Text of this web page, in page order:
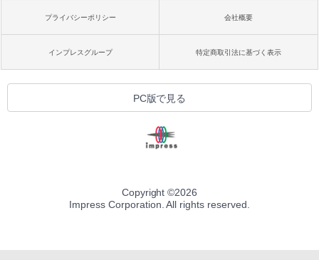
プライバシーポリシー 会社概要
インプレスグループ 特定商取引法に基づく表示
PC版で見る
Copyright ©2026
Impress Corporation. All rights reserved.